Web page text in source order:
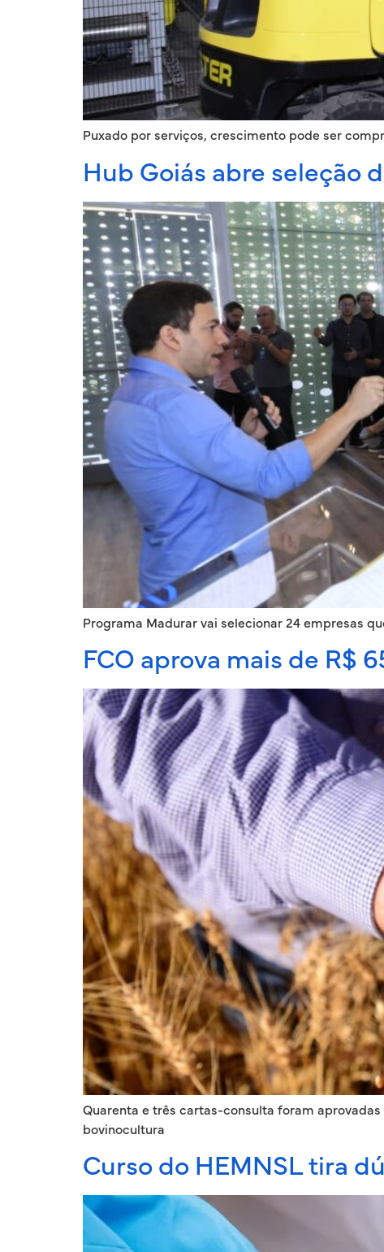
Puxado por serviços, crescimento pode ser
Hub Goiás abre seleção
Programa Madurar vai selecionar 24 empresas
FCO aprova mais de R$
Quarenta e três cartas-consulta foram
bovinocultura
Curso do HEMNSL tira